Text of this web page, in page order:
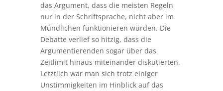
das Argument, dass die meisten Regeln
nur in der Schriftsprache, nicht aber im
Mündlichen funktionieren würden. Die
Debatte verlief so hitzig, dass die
Argumentierenden sogar über das
Zeitlimit hinaus miteinander diskutierten.
Letztlich war man sich trotz einiger
Unstimmigkeiten im Hinblick auf das